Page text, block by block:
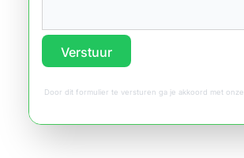
Verstuur
Door dit formulier te versturen ga je akkoord met onze